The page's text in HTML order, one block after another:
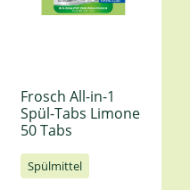
Frosch All-in-1
Spül-Tabs Limone
50 Tabs
Spülmittel